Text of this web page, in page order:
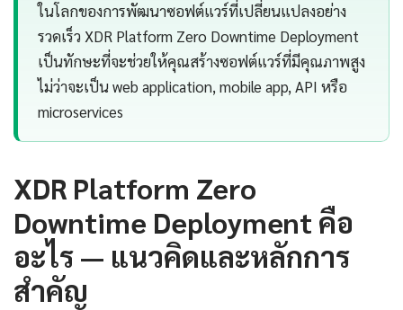
ในโลกของการพัฒนาซอฟต์แวร์ที่เปลี่ยนแปลงอย่าง
รวดเร็ว XDR Platform Zero Downtime Deployment
เป็นทักษะที่จะช่วยให้คุณสร้างซอฟต์แวร์ที่มีคุณภาพสูง
ไม่ว่าจะเป็น web application, mobile app, API หรือ
microservices
XDR Platform Zero
Downtime Deployment คือ
อะไร — แนวคิดและหลักการ
สำคัญ